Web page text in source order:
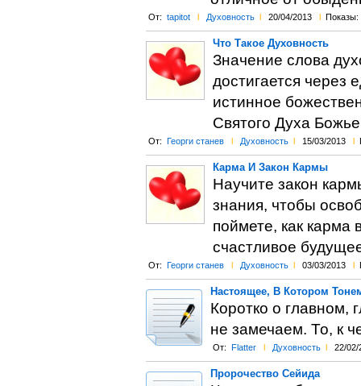
От: tapitot l Духовность l 20/04/2013 l Показы:
Что Такое Духовность
Значение слова
достигается через
истинное
Святого Духа
От: Георги станев l Духовность l 15/03/2013 l
Карма И Закон Кармы
Научите закон
знания, чтобы
поймете, как карма
счастливое
От: Георги станев l Духовность l 03/03/2013 l
Настоящее, В Котором
Коротко о главном,
не замечаем. То, к
От: Flatter l Духовность l 22/02/
Пророчество Сейида